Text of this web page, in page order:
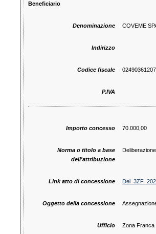
Beneficiario
Denominazione COVEME
Indirizzo
Codice fiscale 02490361207
P.IVA
Importo concesso 70.000,00
Norma o titolo a base
dell'attribuzione
Link atto di concessione
Oggetto della concessione
Ufficio Zona Franca